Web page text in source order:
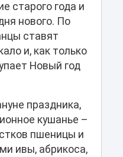
старого года и
нового. По
ставят
и, как только
Новый год
праздника,
кушанье –
пшеницы и
ивы, абрикоса,